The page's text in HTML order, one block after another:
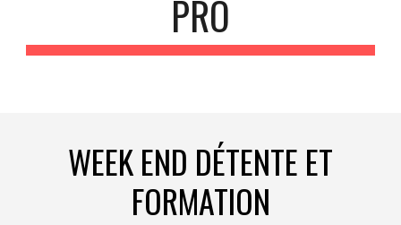
PRO
WEEK END DÉTENTE ET
FORMATION